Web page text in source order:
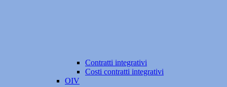
Contratti integrativi
Costi contratti integrativi
OIV